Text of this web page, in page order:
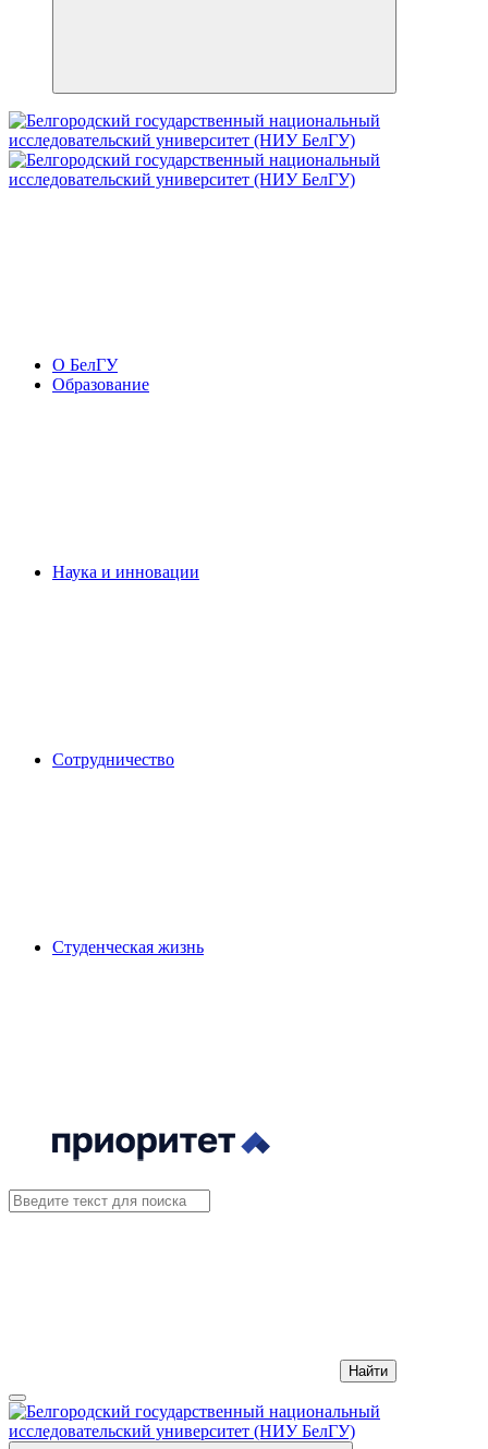
О БелГУ
Образование
Наука и инновации
Сотрудничество
Студенческая жизнь
Найти